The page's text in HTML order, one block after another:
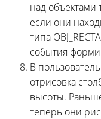
над объектами
если они
типа
события
В
отрисовка
высоты.
теперь они